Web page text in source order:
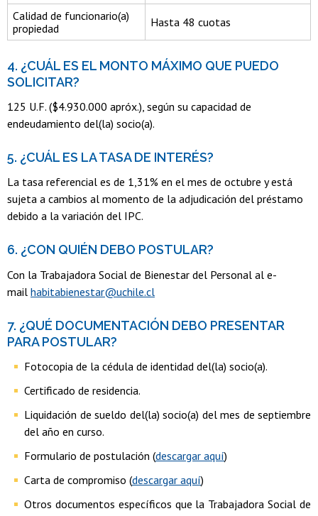
Calidad de funcionario(a)
propiedad
Hasta 48 cuotas
4. ¿CUÁL ES EL MONTO MÁXIMO QUE PUEDO
SOLICITAR?
125 U.F. ($4.930.000 apróx.), según su capacidad de
endeudamiento del(la) socio(a).
5. ¿CUÁL ES LA TASA DE INTERÉS?
La tasa referencial es de 1,31% en el mes de octubre y está
sujeta a cambios al momento de la adjudicación del préstamo
debido a la variación del IPC.
6. ¿CON QUIÉN DEBO POSTULAR?
Con la Trabajadora Social de Bienestar del Personal al e-
mail habitabienestar@uchile.cl
7. ¿QUÉ DOCUMENTACIÓN DEBO PRESENTAR
PARA POSTULAR?
Fotocopia de la cédula de identidad del(la) socio(a).
Certificado de residencia.
Liquidación de sueldo del(la) socio(a) del mes de septiembre
del año en curso.
Formulario de postulación (descargar aquí)
Carta de compromiso (descargar aquí)
Otros documentos específicos que la Trabajadora Social de